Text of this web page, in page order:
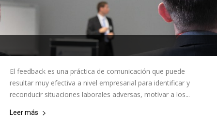
El feedback es una práctica de comunicación que puede
resultar muy efectiva a nivel empresarial para identificar y
reconducir situaciones laborales adversas, motivar a los...
Leer más